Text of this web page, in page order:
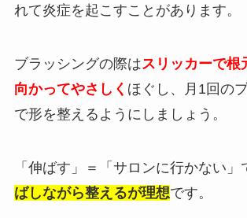
れて炎症を起こすことがあります。
ブラッシングの際はスリッカーで根
向かってやさしく ほぐし、月1回の
で形を整えるようにしましょう。
「伸ばす」＝「サロンに行かない」
ばしながら整えるが理想です。